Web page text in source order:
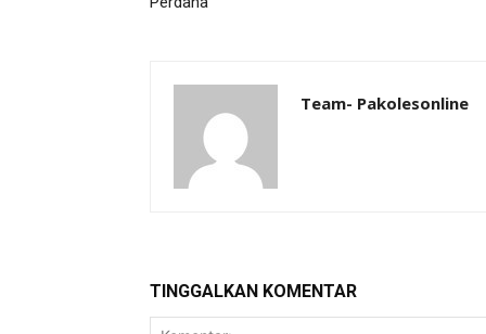
Team- Pakolesonline
TINGGALKAN KOMENTAR